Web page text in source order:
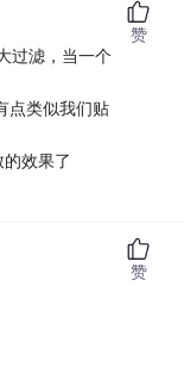
过滤，当一个
点类似我们贴
效果了
赞
赞